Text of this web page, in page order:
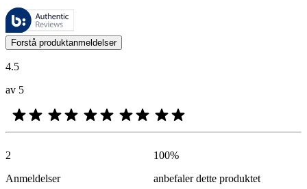
Disse anmeldelsene forvaltes av Bazaarvoice og overholder
Kundenes meninger i form av produkt- og stjernevurdering er
Forstå produktanmeldelser
4.5
av 5
2
Anmeldelser
100%
anbefaler dette produktet